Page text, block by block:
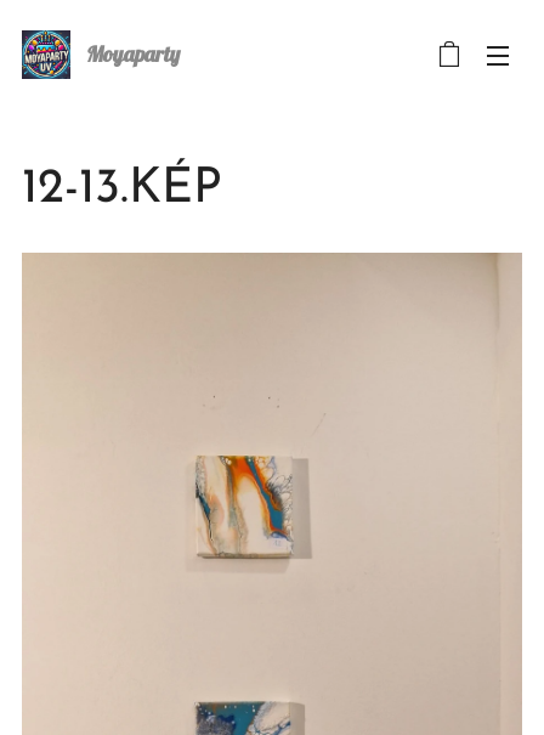
Moyaparty
12-13.KÉP